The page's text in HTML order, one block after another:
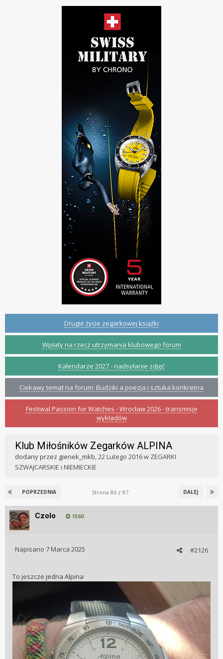
Drugie życie zegarkowej książki
Wpłaty na rzecz utrzymania klubowego forum
Kalendarze 2027 - nadsyłanie zdjęć
Ciekawy temat na forum: Budziki a poezja i sztuka konkretna
Festiwal Passion for Watches - Wrocław 2026 - transmisje
wykładów
Klub Miłośników Zegarków ALPINA
dodany przez gienek_mkb,22 Lutego 2016w ZEGARKI
SZWAJCARSKIE i NIEMIECKIE
POPRZEDNIA DALEJ
Strona 86 z 87
Czolo 1560
#2126
Napisano 7 Marca 2025
To jeszcze jedna Alpina